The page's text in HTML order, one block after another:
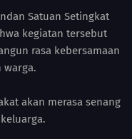
Satuan Setingkat
kegiatan tersebut
rasa kebersamaan
warga.
akan merasa senang